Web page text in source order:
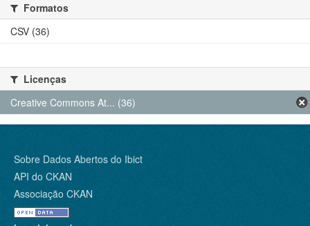
Formatos
CSV (36)
Licenças
Creative Commons At... (36)
Sobre Dados Abertos do Ibict
API do CKAN
Associação CKAN